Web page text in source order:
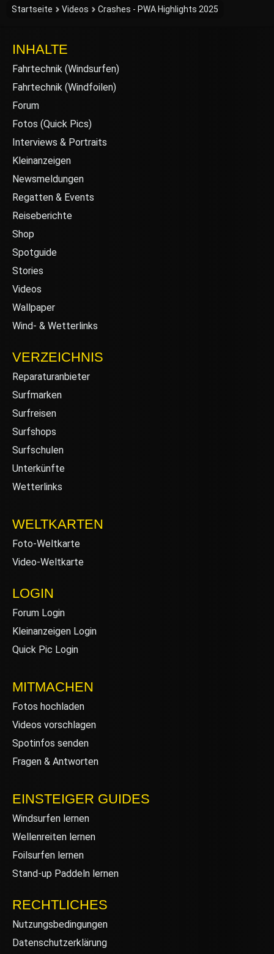
Startseite Videos Crashes - PWA Highlights 2025
INHALTE
Fahrtechnik (Windsurfen)
Fahrtechnik (Windfoilen)
Forum
Fotos (Quick Pics)
Interviews & Portraits
Kleinanzeigen
Newsmeldungen
Regatten & Events
Reiseberichte
Shop
Spotguide
Stories
Videos
Wallpaper
Wind- & Wetterlinks
VERZEICHNIS
Reparaturanbieter
Surfmarken
Surfreisen
Surfshops
Surfschulen
Unterkünfte
Wetterlinks
WELTKARTEN
Foto-Weltkarte
Video-Weltkarte
LOGIN
Forum Login
Kleinanzeigen Login
Quick Pic Login
MITMACHEN
Fotos hochladen
Videos vorschlagen
Spotinfos senden
Fragen & Antworten
EINSTEIGER GUIDES
Windsurfen lernen
Wellenreiten lernen
Foilsurfen lernen
Stand-up Paddeln lernen
RECHTLICHES
Nutzungsbedingungen
Datenschutzerklärung